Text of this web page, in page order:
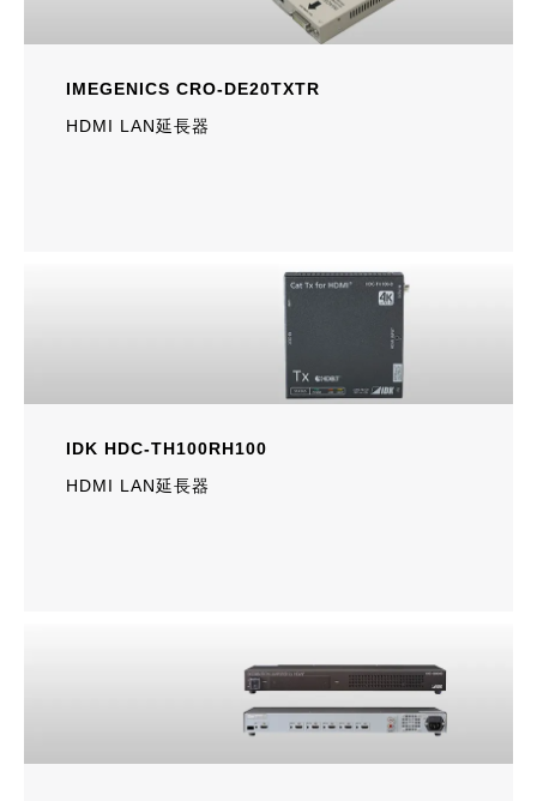
IMEGENICS CRO-DE20TXTR
HDMI LAN延長器
IDK HDC-TH100RH100
HDMI LAN延長器